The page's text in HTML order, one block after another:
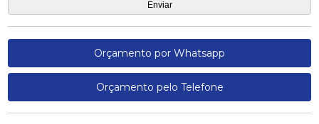
Orçamento por Whatsapp
Orçamento pelo Telefone